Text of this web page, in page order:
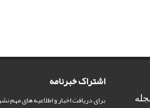
اشتراک خبرنامه
برای دریافت اخبار و اطلاعیه های مهم